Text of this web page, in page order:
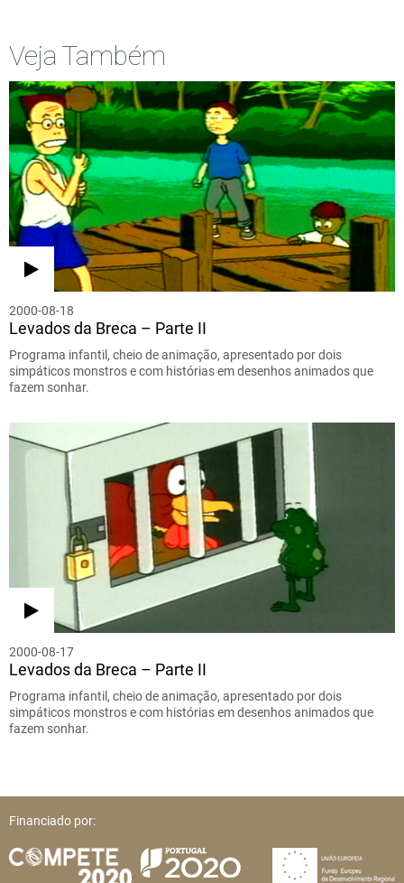
Veja Também
2000-08-18
Levados da Breca – Parte II
Programa infantil, cheio de animação, apresentado por dois
simpáticos monstros e com histórias em desenhos animados que
fazem sonhar.
2000-08-17
Levados da Breca – Parte II
Programa infantil, cheio de animação, apresentado por dois
simpáticos monstros e com histórias em desenhos animados que
fazem sonhar.
Financiado por: